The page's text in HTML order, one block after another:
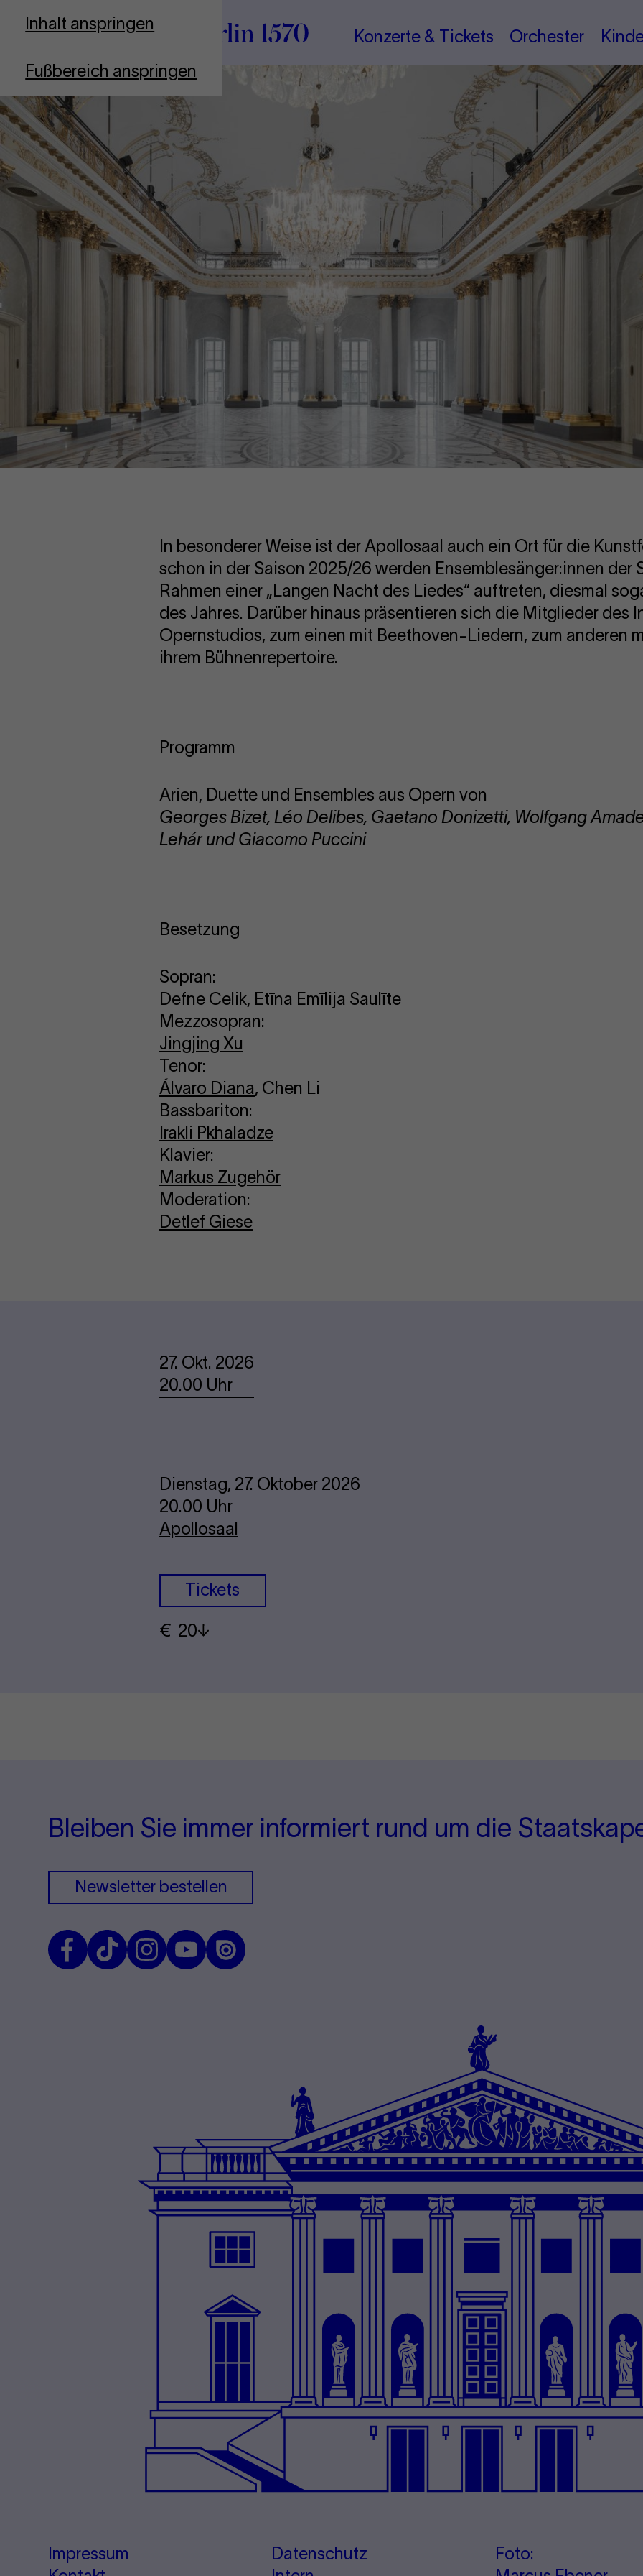
Inhalt anspringen
Fußbereich anspringen
Zur Startseite
Konzerte & Tickets Orchester
In besonderer Weise ist der Apollosaal auch ein Ort für die
schon in der Saison 2025/26 werden Ensemblesänger:innen der
Rahmen einer „Langen Nacht des Liedes“ auftreten, diesmal
des Jahres. Darüber hinaus präsentieren sich die Mitglieder des
Opernstudios, zum einen mit Beethoven-Liedern, zum anderen
ihrem Bühnenrepertoire.
Programm
Arien, Duette und Ensembles aus Opern von
Georges Bizet, Léo Delibes, Gaetano Donizetti, Wolfgang
Lehár und Giacomo Puccini
Besetzung
Sopran:
Defne Celik, Etīna Emīlija Saulīte
Mezzosopran:
Jingjing Xu
Tenor:
Álvaro Diana, Chen Li
Bassbariton:
Irakli Pkhaladze
Klavier:
Markus Zugehör
Moderation:
Detlef Giese
27. Okt. 2026
20.00 Uhr
Dienstag, 27. Oktober 2026
20.00 Uhr
Apollosaal
Tickets
€​ 20
Bleiben Sie immer informiert rund um die
Newsletter bestellen
Facebook
TikTokInstagram
Youtube
Issuu
Impressum
Datenschutz
Foto: